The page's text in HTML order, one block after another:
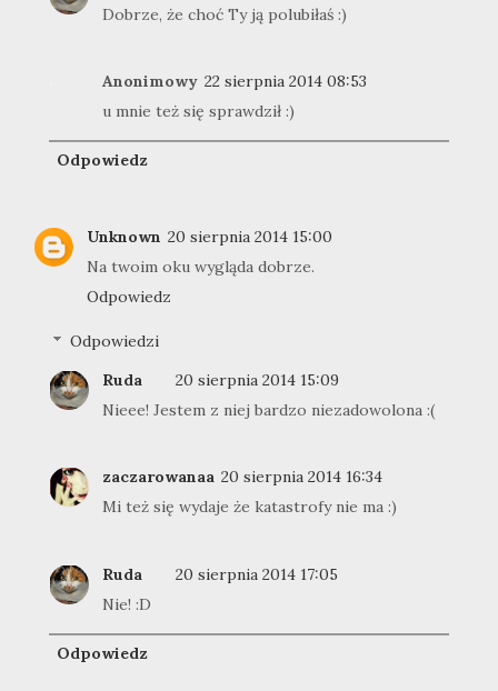
Dobrze, że choć Ty ją polubiłaś :)
Anonimowy 22 sierpnia 2014 08:53
u mnie też się sprawdził :)
Odpowiedz
Unknown 20 sierpnia 2014 15:00
Na twoim oku wygląda dobrze.
Odpowiedz
Odpowiedzi
Ruda
20 sierpnia 2014 15:09
Nieee! Jestem z niej bardzo niezadowolona :(
zaczarowanaa 20 sierpnia 2014 16:34
Mi też się wydaje że katastrofy nie ma :)
Ruda
20 sierpnia 2014 17:05
Nie! :D
Odpowiedz